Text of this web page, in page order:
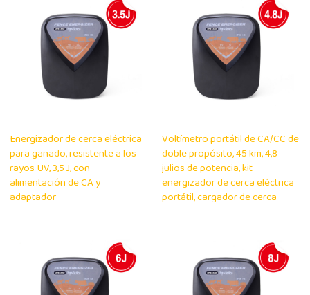
Energizador de cerca eléctrica
para ganado, resistente a los
rayos UV, 3,5 J, con
alimentación de CA y
adaptador
Voltímetro portátil de CA/CC de
doble propósito, 45 km, 4,8
julios de potencia, kit
energizador de cerca eléctrica
portátil, cargador de cerca